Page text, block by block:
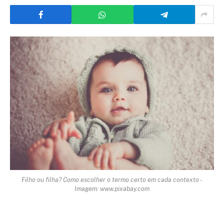
Filho ou filha? Como escolher o termo certo em cada contexto -
Imagem: www.pixabay.com